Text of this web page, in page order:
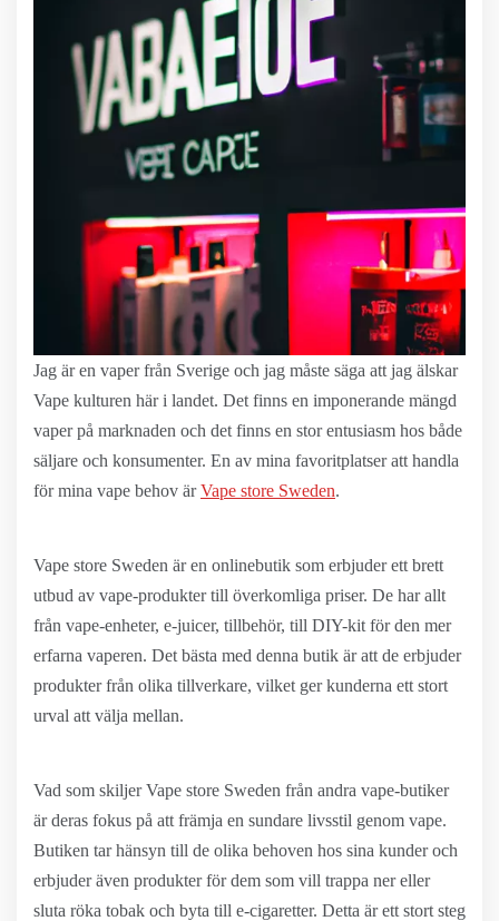
Jag är en vaper från Sverige och jag måste säga att jag älskar
Vape kulturen här i landet. Det finns en imponerande mängd
vaper på marknaden och det finns en stor entusiasm hos både
säljare och konsumenter. En av mina favoritplatser att handla
för mina vape behov ärVape store Sweden.
Vape store Sweden är en onlinebutik som erbjuder ett brett
utbud av vape-produkter till överkomliga priser. De har allt
från vape-enheter, e-juicer, tillbehör, till DIY-kit för den mer
erfarna vaperen. Det bästa med denna butik är att de erbjuder
produkter från olika tillverkare, vilket ger kunderna ett stort
urval att välja mellan.
Vad som skiljer Vape store Sweden från andra vape-butiker
är deras fokus på att främja en sundare livsstil genom vape.
Butiken tar hänsyn till de olika behoven hos sina kunder och
erbjuder även produkter för dem som vill trappa ner eller
sluta röka tobak och byta till e-cigaretter. Detta är ett stort steg